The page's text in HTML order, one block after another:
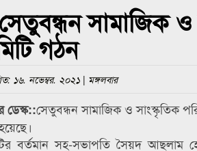
সিলেটে বাংলাদেশ
সামাজিক
গঠন
১৬. নভেম্বর. ২০২১ | মঙ্গলবার
ডেস্ক::সেতুবন্ধন সামাজিক ও সাংস্কৃতিক
বর্তমান সহ-সভাপতি সৈয়দ